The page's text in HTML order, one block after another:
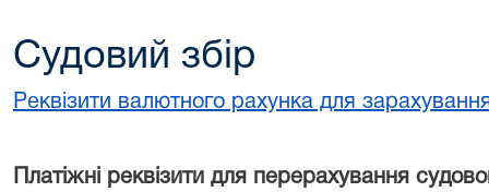
Судовий збір
Реквізити валютного рахунка для
Платiжнi реквiзити для перерахування